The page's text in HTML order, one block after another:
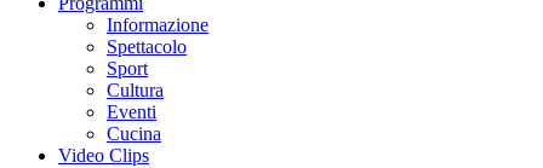
Informazione
Spettacolo
Sport
Cultura
Eventi
Cucina
Video Clips